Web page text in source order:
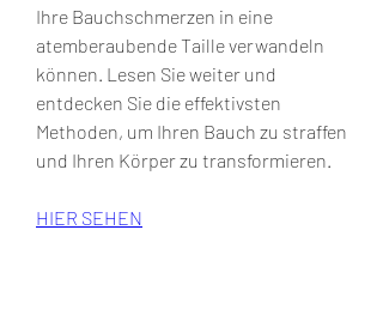
Ihre Bauchschmerzen in eine
atemberaubende Taille verwandeln
können. Lesen Sie weiter und
entdecken Sie die effektivsten
Methoden, um Ihren Bauch zu straffen
und Ihren Körper zu transformieren.
HIER SEHEN